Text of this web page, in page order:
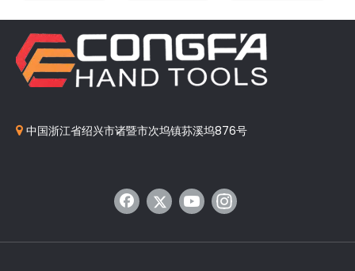
 中国浙江省绍兴市诸暨市次坞镇荪溪坞876号